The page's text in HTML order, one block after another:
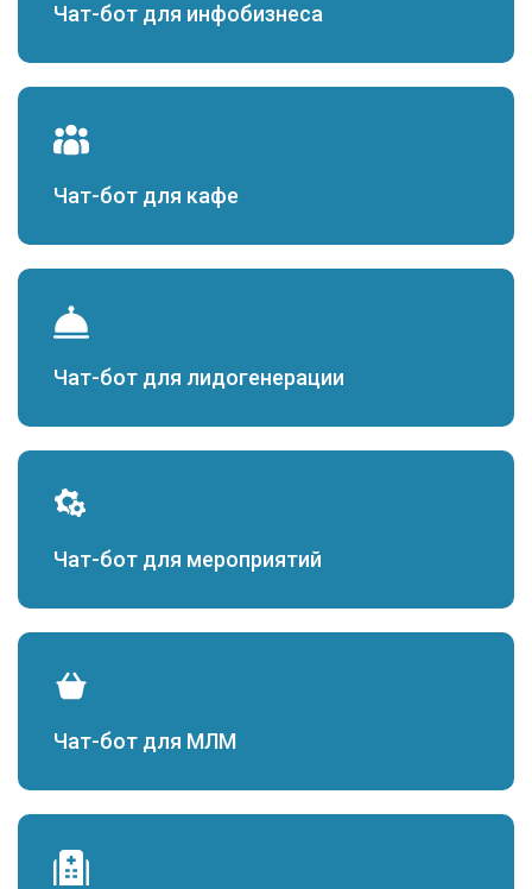
Чат-бот для инфобизнеса
Чат-бот для кафе
Чат-бот для лидогенерации
Чат-бот для мероприятий
Чат-бот для МЛМ